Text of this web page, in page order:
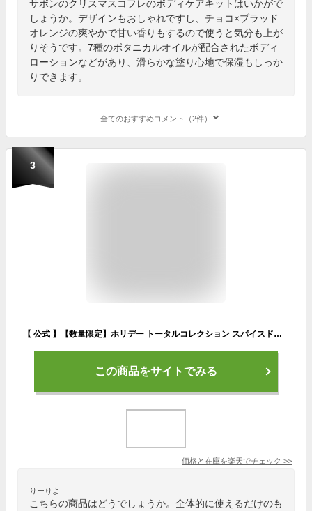
サボンのクリスマスコフレのボディケアキットはいかがで
しょうか。デザインもおしゃれですし、チョコ×ブラッド
オレンジの爽やかで甘い香りもするので使うと気分も上が
りそうです。7種のボタニカルオイルが配合されたボディ
ローションなどがあり、滑らかな塗り心地で保湿もしっか
りできます。
全てのおすすめコメント（2件）
3
【 公式 】【数量限定】ホリデー トータルコレクション スパイスドオレンジ ザボディショップ THE BODY SHOP ボディショップ クリスマス ホリデー プレゼント ギフト いい香り いい匂い 人気 ボディケア 女性 クリスマスコフレ 美容 ボディクリーム xmas
この商品をサイトでみる
価格と在庫を楽天でチェック >>
りーりよ
こちらの商品はどうでしょうか。全体的に使えるだけのも